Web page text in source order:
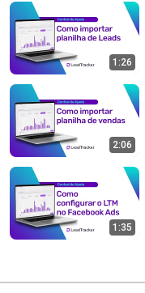
1:26
2:06
1:35